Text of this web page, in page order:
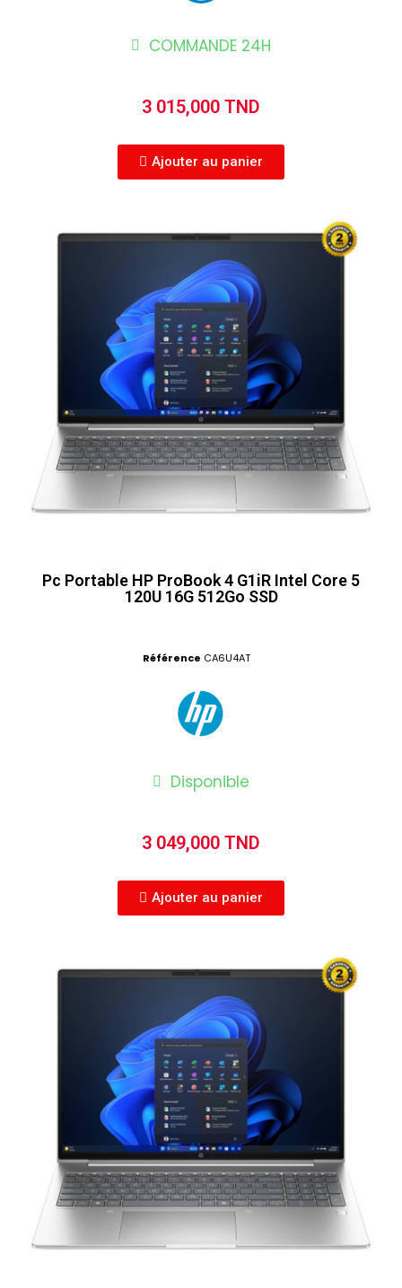
COMMANDE 24H
3 015,000 TND
Ajouter au panier
Pc Portable HP ProBook 4 G1iR Intel Core 5
120U 16G 512Go SSD
Référence CA6U4AT
Disponible
3 049,000 TND
Ajouter au panier